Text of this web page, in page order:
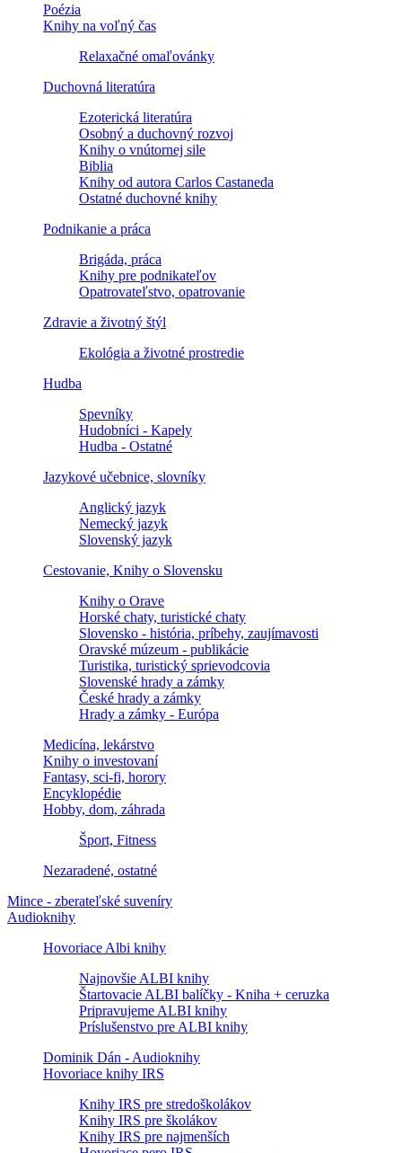
Poézia
Knihy na voľný čas
Relaxačné omaľovánky
Duchovná literatúra
Ezoterická literatúra
Osobný a duchovný rozvoj
Knihy o vnútornej sile
Biblia
Knihy od autora Carlos Castaneda
Ostatné duchovné knihy
Podnikanie a práca
Brigáda, práca
Knihy pre podnikateľov
Opatrovateľstvo, opatrovanie
Zdravie a životný štýl
Ekológia a životné prostredie
Hudba
Spevníky
Hudobníci - Kapely
Hudba - Ostatné
Jazykové učebnice, slovníky
Anglický jazyk
Nemecký jazyk
Slovenský jazyk
Cestovanie, Knihy o Slovensku
Knihy o Orave
Horské chaty, turistické chaty
Slovensko - história, príbehy, zaujímavosti
Oravské múzeum - publikácie
Turistika, turistický sprievodcovia
Slovenské hrady a zámky
České hrady a zámky
Hrady a zámky - Európa
Medicína, lekárstvo
Knihy o investovaní
Fantasy, sci-fi, horory
Encyklopédie
Hobby, dom, záhrada
Šport, Fitness
Nezaradené, ostatné
Mince - zberateľské suveníry
Audioknihy
Hovoriace Albi knihy
Najnovšie ALBI knihy
Štartovacie ALBI balíčky - Kniha + ceruzka
Pripravujeme ALBI knihy
Príslušenstvo pre ALBI knihy
Dominik Dán - Audioknihy
Hovoriace knihy IRS
Knihy IRS pre stredoškolákov
Knihy IRS pre školákov
Knihy IRS pre najmenších